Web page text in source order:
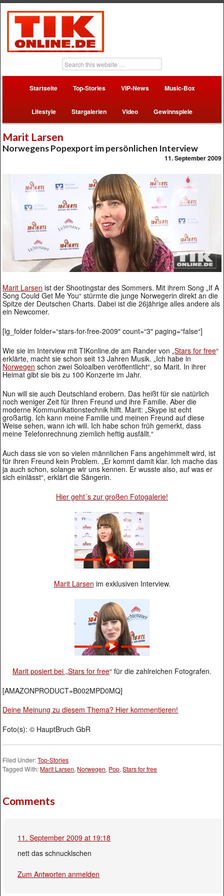
Startseite Top-Stories VIP-News Music-Box
Lifestyle Stargalerien Video Gewinnspiele
Marit Larsen
Norwegens Popexport im persönlichen Interview
11. September 2009
Marit Larsen ist der Shootingstar des Sommers. Mit ihrem Song „If A
Song Could Get Me You“ stürmte die junge Norwegerin direkt an die
Spitze der Deutschen Charts. Dabei ist die 26jährige alles andere als
ein Newcomer.
[lg_folder folder=“stars-for-free-2009″ count=“3″ paging=“false“]
Wie sie im Interview mit TIKonline.de am Rander von „Stars for free“
erklärte, macht sie schon seit 13 Jahren Musik. „Ich habe in
Norwegen schon zwei Soloalben veröffentlicht“, so Marit. In ihrer
Heimat gibt sie bis zu 100 Konzerte im Jahr.
Nun will sie auch Deutschland erobern. Das heißt für sie natürlich
noch weniger Zeit für Ihren Freund und ihre Familie. Aber die
moderne Kommunikationstechnik hilft. Marit: „Skype ist echt
großartig. Ich kann meine Familie und meinen Freund auf diese
Weise sehen, wann ich will. Ich habe schon früh gemerkt, dass
meine Telefonrechnung ziemlich heftig ausfällt.“
Auch dass sie von so vielen männlichen Fans angehimmelt wird, ist
für ihren Freund kein Problem. „Er kommt damit klar. Ich mache das
ja auch schon, solange wir uns kennen. Er wusste also, auf was er
sich einlässt“, erklärt die Sängerin.
Hier geht´s zur großen Fotogalerie!
Marit Larsen im exklusiven Interview.
Marit posiert bei „Stars for free“ für die zahlreichen Fotografen.
[AMAZONPRODUCT=B002MPD0MQ]
Deine Meinung zu diesem Thema? Hier kommentieren!
Foto(s): © HauptBruch GbR
Filed Under:Top-Stories
Tagged With: Marit Larsen, Norwegen, Pop,Stars for free
Comments
11. September 2009 at 19:18
nett das schnucklschen
Zum Antworten anmelden